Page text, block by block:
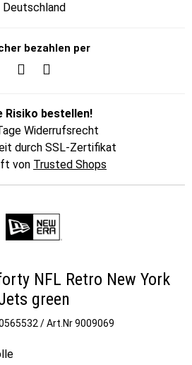
Deutschland
bezahlen per
Risiko bestellen!
Widerrufsrecht
durch SSL-Zertifikat
von Trusted Shops
NFL Retro New York
green
/ Art.Nr 9009069